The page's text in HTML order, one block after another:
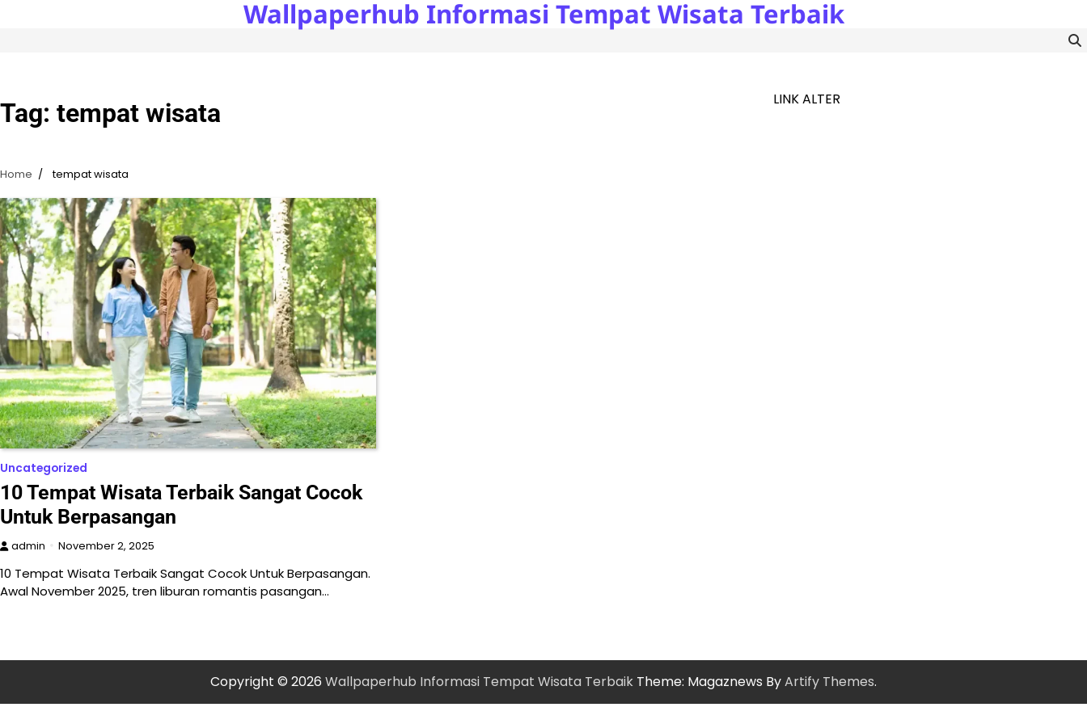
Wallpaperhub Informasi Tempat Wisata Terbaik
Tag: tempat wisata
Home tempat wisata
Uncategorized
10 Tempat Wisata Terbaik Sangat Cocok
Untuk Berpasangan
admin November 2, 2025
10 Tempat Wisata Terbaik Sangat Cocok Untuk Berpasangan.
Awal November 2025, tren liburan romantis pasangan…
LINK ALTER
Copyright © 2026 Wallpaperhub Informasi Tempat Wisata Terbaik Theme: Magaznews ByArtify Themes.